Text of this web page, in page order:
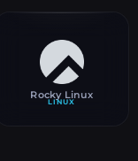
Rocky Linux
LINUX